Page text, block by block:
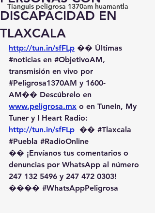
Tianguis peligrosa 1370am huamantla
DISCAPACIDAD EN
TLAXCALA
http://tun.in/sfFLp �� Últimas
#noticias en #ObjetivoAM,
transmisión en vivo por
#Peligrosa1370AM y 1600-
AM��️ Descúbrelo en
www.peligrosa.mx o en TuneIn, My
Tuner y I Heart Radio:
http://tun.in/sfFLp �� #Tlaxcala
#Puebla #RadioOnline
�� ¡Envíanos tus comentarios o
denuncias por WhatsApp al número
247 132 5496 y 247 472 0303!
��️�� #WhatsAppPeligrosa